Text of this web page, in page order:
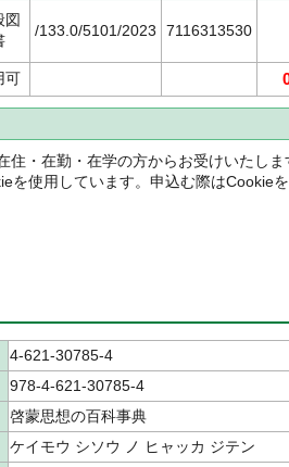
図
/133.0/5101/2023 7116313530
可
住・在勤・在学の方からお受けいたしま
を使用しています。申込む際はCookie
4-621-30785-4
978-4-621-30785-4
啓蒙思想の百科事典
ケイモウ シソウ ノ ヒャッカ ジテン